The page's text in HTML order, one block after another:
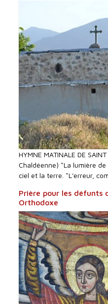
HYMNE MATINALE DE
Chaldéenne) *La lumière
ciel et la terre. *L'erreur,
Prière pour les défunts
Orthodoxe